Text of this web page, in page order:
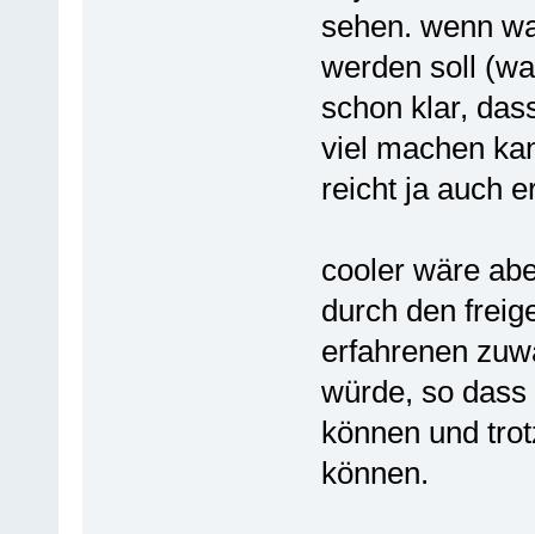
sehen. wenn
werden soll
schon klar,
viel machen
reicht ja auch
cooler wäre
durch den
erfahrenen
würde, so
können und
können.